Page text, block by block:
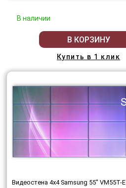
В наличии
В КОРЗИНУ
Купить в 1 клик
Видеостена 4x4 Samsung 55" VM55T-E